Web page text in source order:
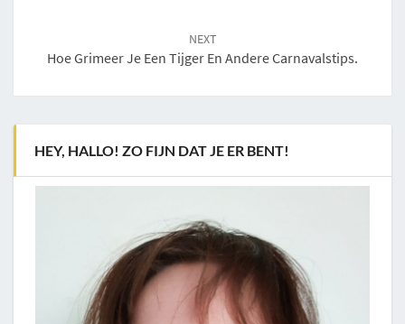
NEXT
Hoe Grimeer Je Een Tijger En Andere Carnavalstips.
HEY, HALLO! ZO FIJN DAT JE ER BENT!